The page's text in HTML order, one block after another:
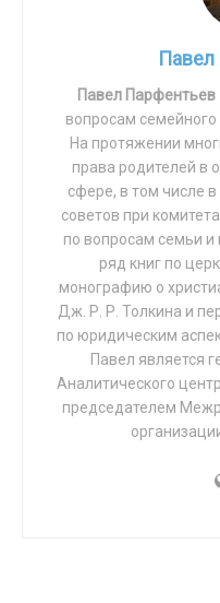
структуры:
Великобритании и
Канады, гранты этому
его модератору
организации, как:
Известный
«демократии» по
Спонсор
Foundation
ILGA –
геев,
интерсексуалов
–
Павел
Павел Парфентьев
вопросам
На протяжении
права родителей в
сфере, в том числе
советов при
по вопросам семьи
ряд книг по
монографию о
Дж. Р. Р. Толкина и
по юридическим
Павел является
Аналитического
председателем